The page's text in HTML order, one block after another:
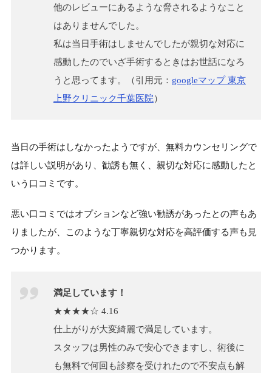
他のレビューにあるような脅されるようなこと
はありませんでした。
私は当日手術はしませんでしたが親切な対応に
感動したのでいざ手術するときはお世話になろ
うと思ってます。（引用元： googleマップ 東京
上野クリニック千葉医院）
当日の手術はしなかったようですが、無料カウンセリングで
は詳しい説明があり、勧誘も無く、親切な対応に感動したと
いう口コミです。
悪い口コミではオプションなど強い勧誘があったとの声もあ
りましたが、このような丁寧親切な対応を高評価する声も見
つかります。
満足しています！
★★★★☆ 4.16
仕上がりが大変綺麗で満足しています。
スタッフは男性のみで安心できますし、術後に
も無料で何回も診察を受けれたので不安点も解